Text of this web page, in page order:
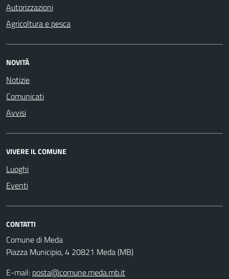
Autorizzazioni
Agricoltura e pesca
NOVITÀ
Notizie
Comunicati
Avvisi
VIVERE IL COMUNE
Luoghi
Eventi
CONTATTI
Comune di Meda
Piazza Municipio, 4 20821 Meda (MB)
E-mail: posta@comune.meda.mb.it